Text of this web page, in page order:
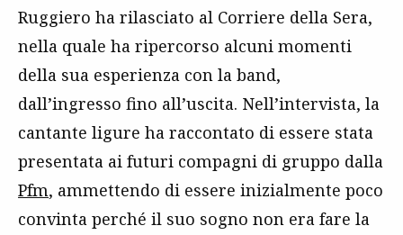
Ruggiero ha rilasciato al Corriere della Sera,
nella quale ha ripercorso alcuni momenti
della sua esperienza con la band,
dall’ingresso fino all’uscita. Nell’intervista, la
cantante ligure ha raccontato di essere stata
presentata ai futuri compagni di gruppo dalla
Pfm, ammettendo di essere inizialmente poco
convinta perché il suo sogno non era fare la